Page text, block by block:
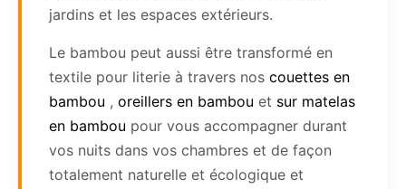
jardins et les espaces extérieurs.
Le bambou peut aussi être transformé en
textile pour literie à travers nos couettes en
bambou , oreillers en bambou et sur matelas
en bambou pour vous accompagner durant
vos nuits dans vos chambres et de façon
totalement naturelle et écologique et